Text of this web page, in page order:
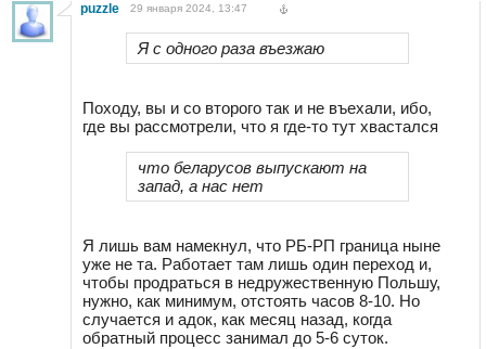
puzzle 29 января 2024, 13:47
Я с одного раза въезжаю
Походу, вы и со второго так и не въехали, ибо,
где вы рассмотрели, что я где-то тут хвастался
что беларусов выпускают на
запад, а нас нет
Я лишь вам намекнул, что РБ-РП граница ныне
уже не та. Работает там лишь один переход и,
чтобы продраться в недружественную Польшу,
нужно, как минимум, отстоять часов 8-10. Но
случается и адок, как месяц назад, когда
обратный процесс занимал до 5-6 суток.